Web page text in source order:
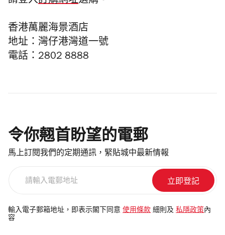
香港萬麗海景酒店
地址：灣仔港灣道一號
電話：2802 8888
令你翹首盼望的電郵
馬上訂閱我們的定期通訊，緊貼城中最新情報
電
郵
輸入電子郵箱地址，即表示閣下同意 使用條款 細則及 私隱政策 內
容